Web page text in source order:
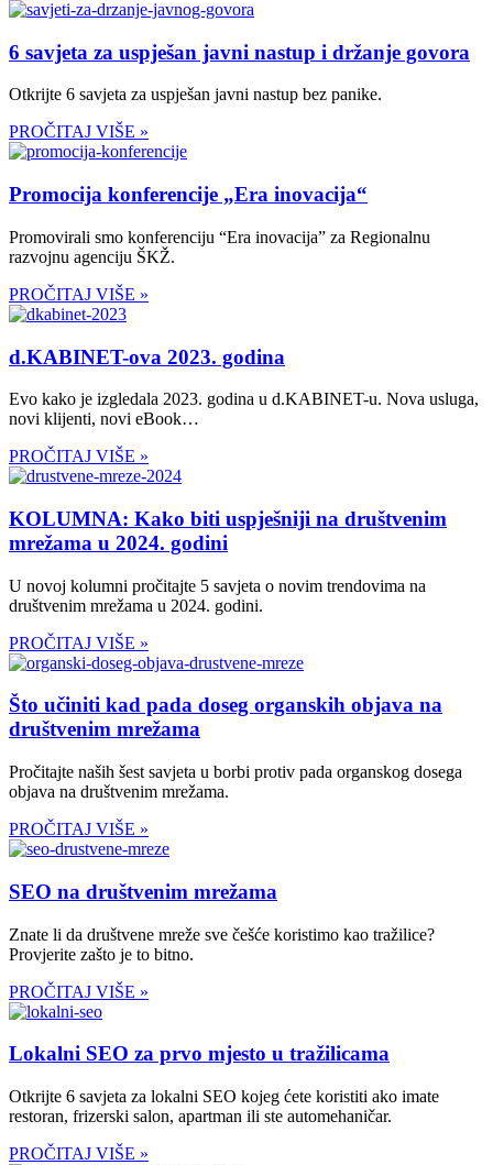
6 savjeta za uspješan javni nastup i držanje govora
Otkrijte 6 savjeta za uspješan javni nastup bez panike.
PROČITAJ VIŠE »
Promocija konferencije „Era inovacija“
Promovirali smo konferenciju “Era inovacija” za Regionalnu
razvojnu agenciju ŠKŽ.
PROČITAJ VIŠE »
d.KABINET-ova 2023. godina
Evo kako je izgledala 2023. godina u d.KABINET-u. Nova usluga,
novi klijenti, novi eBook…
PROČITAJ VIŠE »
KOLUMNA: Kako biti uspješniji na društvenim
mrežama u 2024. godini
U novoj kolumni pročitajte 5 savjeta o novim trendovima na
društvenim mrežama u 2024. godini.
PROČITAJ VIŠE »
Što učiniti kad pada doseg organskih objava na
društvenim mrežama
Pročitajte naših šest savjeta u borbi protiv pada organskog dosega
objava na društvenim mrežama.
PROČITAJ VIŠE »
SEO na društvenim mrežama
Znate li da društvene mreže sve češće koristimo kao tražilice?
Provjerite zašto je to bitno.
PROČITAJ VIŠE »
Lokalni SEO za prvo mjesto u tražilicama
Otkrijte 6 savjeta za lokalni SEO kojeg ćete koristiti ako imate
restoran, frizerski salon, apartman ili ste automehaničar.
PROČITAJ VIŠE »